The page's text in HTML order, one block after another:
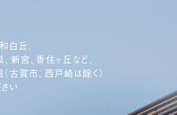
白丘、
新宮、香住ヶ丘など、
（古賀市、西戸崎は除く）
い